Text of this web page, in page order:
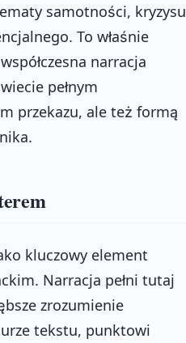
samotności, kryzysu
To właśnie
narracja
pełnym
przekazu, ale też formą
kluczowy element
Narracja pełni tutaj
zrozumienie
tekstu, punktowi